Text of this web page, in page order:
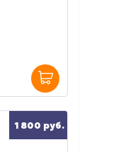
1 800 руб.